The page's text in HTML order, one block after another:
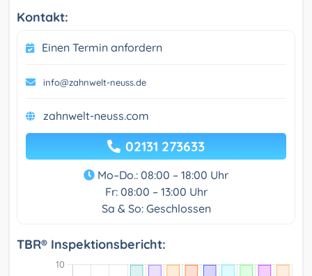
Kontakt:
Einen Termin anfordern
info@zahnwelt-neuss.de
zahnwelt-neuss.com
02131 273633
Mo–Do.: 08:00 – 18:00 Uhr
Fr: 08:00 – 13:00 Uhr
Sa & So: Geschlossen
TBR® Inspektionsbericht: